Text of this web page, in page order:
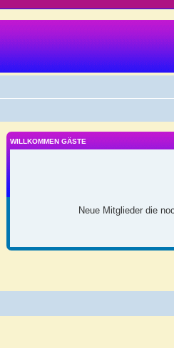
WILLKOMMEN GÄSTE
Neue Mitglieder die